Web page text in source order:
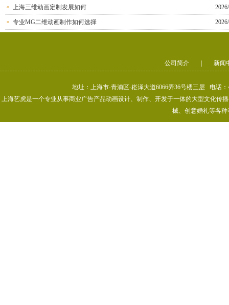
上海三维动画定制发展如何
专业MG二维动画制作如何选择
公司简介 新闻
地址：上海市-青浦区-崧泽大道6066弄36号楼三层 电话
上海艺虎是一个专业从事商业广告产品动画设计、制作、开发于一体的大型文化传
械、创意婚礼等各